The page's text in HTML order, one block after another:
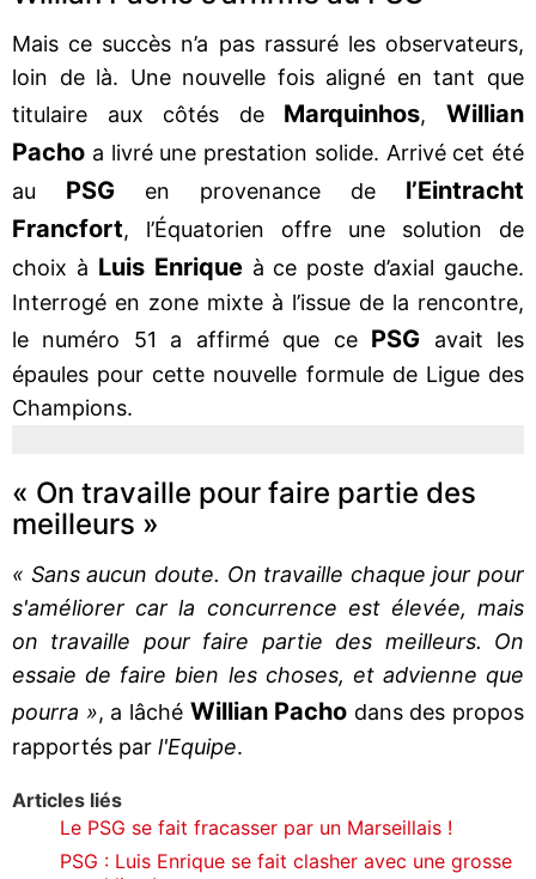
Mais ce succès n’a pas rassuré les observateurs,
loin de là. Une nouvelle fois aligné en tant que
titulaire aux côtés de Marquinhos,Willian
Pacho a livré une prestation solide. Arrivé cet été
au PSG en provenance de l’Eintracht
Francfort, l’Équatorien offre une solution de
choix à Luis Enriqueà ce poste d’axial gauche.
Interrogé en zone mixte à l’issue de la rencontre,
le numéro 51 a affirmé que ce PSG
avait les
épaules pour cette nouvelle formule de Ligue des
Champions.
« On travaille pour faire partie des
meilleurs »
« Sans aucun doute. On travaille chaque jour pour
s'améliorer car la concurrence est élevée, mais
on travaille pour faire partie des meilleurs. On
essaie de faire bien les choses, et advienne que
pourra », a lâché Willian Pacho dans des propos
rapportés par l'Equipe.
Articles liés
Le PSG se fait fracasser par un Marseillais !
PSG : Luis Enrique se fait clasher avec une grosse